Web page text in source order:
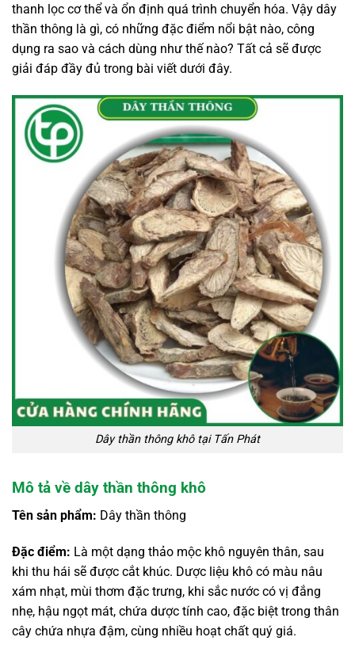
thanh lọc cơ thể và ổn định quá trình chuyển hóa. Vậy dây
thần thông là gì, có những đặc điểm nổi bật nào, công
dụng ra sao và cách dùng như thế nào? Tất cả sẽ được
giải đáp đầy đủ trong bài viết dưới đây.
Dây thần thông khô tại Tấn Phát
Mô tả về dây thần thông khô
Tên sản phẩm: Dây thần thông
Đặc điểm: Là một dạng thảo mộc khô nguyên thân, sau
khi thu hái sẽ được cắt khúc. Dược liệu khô có màu nâu
xám nhạt, mùi thơm đặc trưng, khi sắc nước có vị đắng
nhẹ, hậu ngọt mát, chứa dược tính cao, đặc biệt trong thân
cây chứa nhựa đậm, cùng nhiều hoạt chất quý giá.